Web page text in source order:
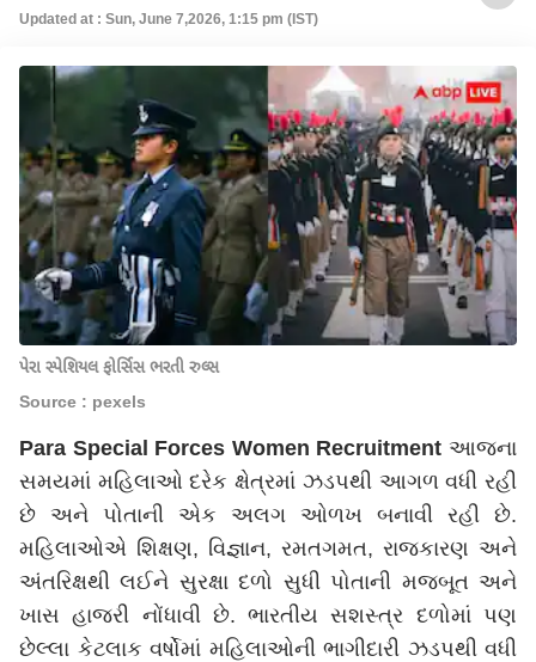
Updated at : Sun, June 7,2026, 1:15 pm (IST)
પેરા સ્પેશિયલ ફોર્સિસ ભરતી રુલ્સ
Source : pexels
Para Special Forces Women Recruitment આજના
સમયમાં મહિલાઓ દરેક ક્ષેત્રમાં ઝડપથી આગળ વધી રહી
છે અને પોતાની એક અલગ ઓળખ બનાવી રહી છે.
મહિલાઓએ શિક્ષણ, વિજ્ઞાન, રમતગમત, રાજકારણ અને
અંતરિક્ષથી લઈને સુરક્ષા દળો સુધી પોતાની મજબૂત અને
ખાસ હાજરી નોંધાવી છે. ભારતીય સશસ્ત્ર દળોમાં પણ
છેલ્લા કેટલાક વર્ષોમાં મહિલાઓની ભાગીદારી ઝડપથી વધી